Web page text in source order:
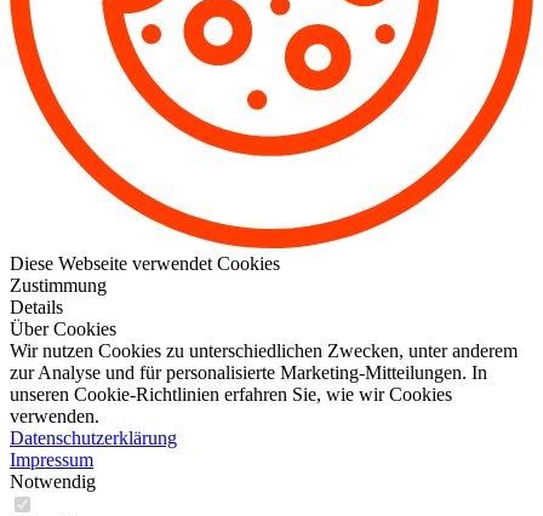
Diese Webseite verwendet Cookies
Zustimmung
Details
Über Cookies
Wir nutzen Cookies zu unterschiedlichen Zwecken, unter anderem
zur Analyse und für personalisierte Marketing-Mitteilungen. In
unseren Cookie-Richtlinien erfahren Sie, wie wir Cookies
verwenden.
Datenschutzerklärung
Impressum
Notwendig